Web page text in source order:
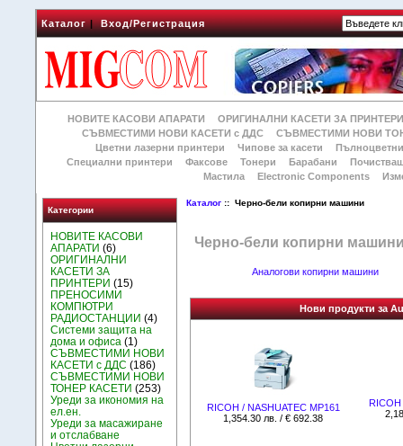
Каталог|Вход/Регистрация
НОВИТЕ КАСОВИ АПАРАТИ
ОРИГИНАЛНИ КАСЕТИ ЗА
СЪВМЕСТИМИ НОВИ КАСЕТИ с ДДС
СЪВМЕСТИМИ НОВИ
Цветни лазерни принтери
Чипове за касети
Специални принтери
Факсове Тонери Барабани
Мастила
Electronic Components
Категории
НОВИТЕ КАСОВИ
АПАРАТИ (6)
ОРИГИНАЛНИ
КАСЕТИ ЗА
ПРИНТЕРИ (15)
ПРЕНОСИМИ
КОМПЮТРИ
РАДИОСТАНЦИИ (4)
Системи защита на
дома и офиса (1)
СЪВМЕСТИМИ НОВИ
КАСЕТИ с ДДС (186)
СЪВМЕСТИМИ НОВИ
ТОНЕР КАСЕТИ (253)
Уреди за икономия на
ел.ен.
Уреди за масажиране
и отслабване
Каталог :: Черно-бели копирни машини
Черно-бели копирни
Аналогови копирни машини
Нови продукти за
RICOH / NASHUATEC MP161
1,354.30 лв. / € 692.38
RICOH